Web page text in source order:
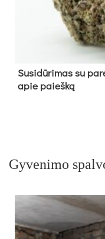
Su­si­dū­ri­mas su
apie paieš­ką
Gyvenimo